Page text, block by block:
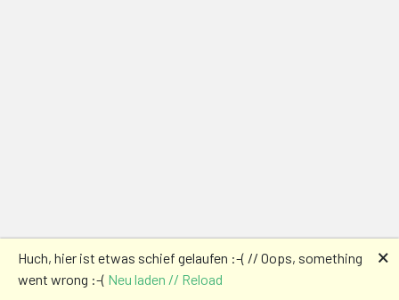
Huch, hier ist etwas schief gelaufen :-( // Oops, something
went wrong :-( Neu laden // Reload
🗙